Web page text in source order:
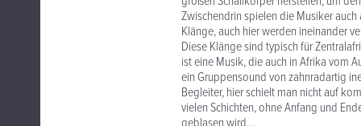
Zwischendrin spielen die Musiker
Klänge, auch hier werden ineinander
Diese Klänge sind typisch für
ist eine Musik, die auch in Afrika vom
ein Gruppensound von zahnradartig
Begleiter, hier schielt man nicht auf
vielen Schichten, ohne Anfang und